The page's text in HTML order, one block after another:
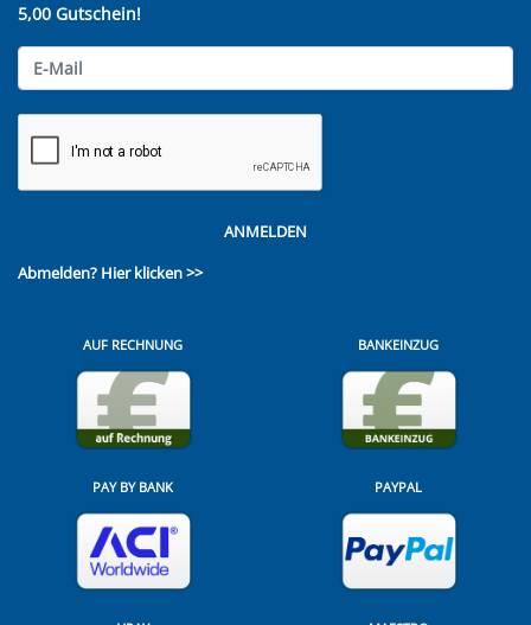
5,00 Gutschein!
ANMELDEN
Abmelden? Hier klicken >>
AUF RECHNUNG BANKEINZUG
PAY BY BANK PAYPAL